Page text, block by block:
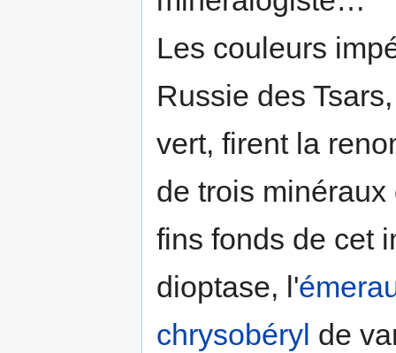
Les couleurs
Russie des
vert, firent la
de trois
fins fonds de cet
dioptase, l'
chrysobéryl de